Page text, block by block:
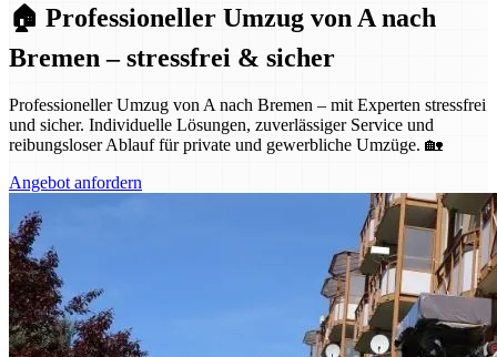
🏠 Professioneller Umzug von A nach
Bremen – stressfrei & sicher
Professioneller Umzug von A nach Bremen – mit Experten stressfrei
und sicher. Individuelle Lösungen, zuverlässiger Service und
reibungsloser Ablauf für private und gewerbliche Umzüge. 🏡
Angebot anfordern